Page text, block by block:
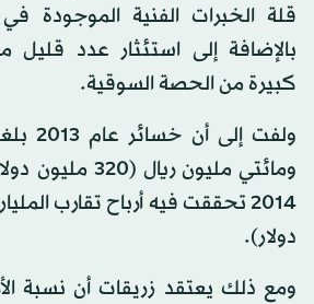
قلة الخبرات الفنية الموجودة
بالإضافة إلى استئثار عدد
كبيرة من الحصة السوقية.
ولفت
ومائتي مليون
دولار).
ومع ذلك يعتقد زريقات أن نسبة